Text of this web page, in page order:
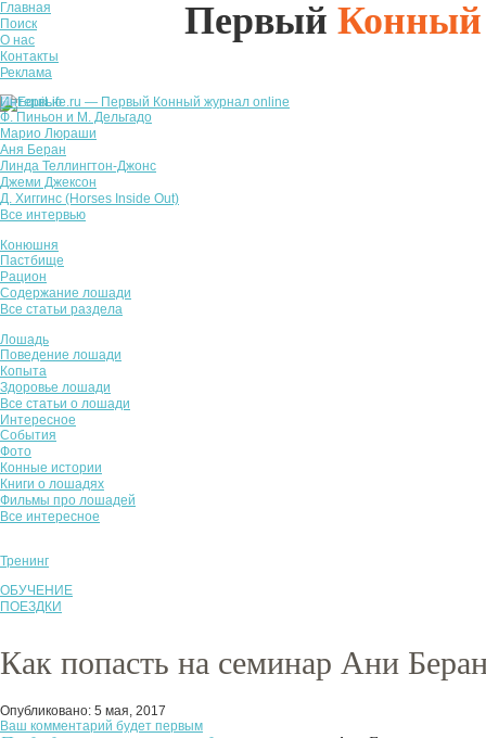
Главная
Поиск
О нас
Контакты
Реклама
Первый Конный
Интервью
Ф. Пиньон и М. Дельгадо
Марио Люраши
Аня Беран
Линда Теллингтон-Джонс
Джеми Джексон
Д. Хиггинс (Horses Inside Out)
Все интервью
Конюшня
Пастбище
Рацион
Содержание лошади
Все статьи раздела
Лошадь
Поведение лошади
Копыта
Здоровье лошади
Все статьи о лошади
Интересное
События
Фото
Конные истории
Книги о лошадях
Фильмы про лошадей
Все интересное
Тренинг
ОБУЧЕНИЕ
ПОЕЗДКИ
Как попасть на семинар Ани
Опубликовано: 5 мая, 2017
Ваш комментарий будет первым